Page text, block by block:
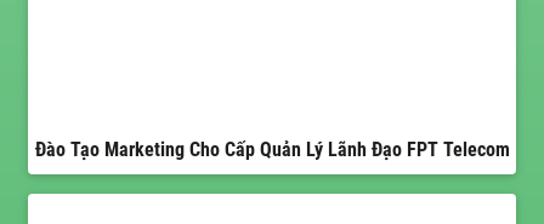
Đào Tạo Marketing Cho Cấp Quản Lý Lãnh Đạo FPT Telecom